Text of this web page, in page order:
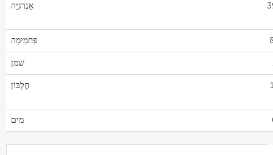
אֵנֶרְגִיָה
פַּחמֵימָה
שמן
חֶלְבּוֹן
מים